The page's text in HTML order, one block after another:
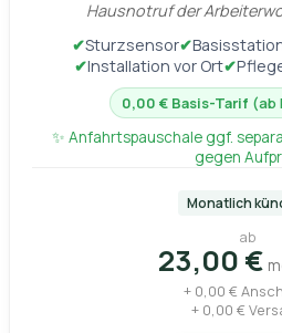
Hausnotruf der
✔Sturzsensor✔
✔Installation vor Ort✔
0,00 € Basis-Tarif (ab
✨ Anfahrtspauschale ggf.
gegen
Monatlich
ab
23,00 €
+ 0,00 €
+ 0,00 €